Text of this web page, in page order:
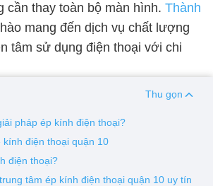
vỏ
cần thay toàn bộ màn hình. Thành
mang đến dịch vụ chất lượng
tâm sử dụng điện thoại với chi
Thu gọn
pháp ép kính điện thoại?
điện thoại quận 10
điện thoại?
tâm ép kính điện thoại quận 10 uy tín